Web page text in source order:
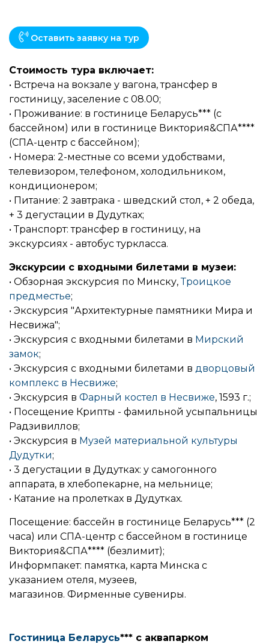
Оставить заявку на тур
Стоимость тура включает:
• Встреча на вокзале у вагона, трансфер в
гостиницу, заселение с 08.00;
• Проживание: в гостинице Беларусь*** (с
бассейном) или в гостинице Виктория&СПА****
(СПА-центр с бассейном);
• Номера: 2-местные со всеми удобствами,
телевизором, телефоном, холодильником,
кондиционером;
• Питание: 2 завтрака - шведский стол, + 2 обеда,
+ 3 дегустации в Дудутках;
• Транспорт: трансфер в гостиницу, на
экскурсиях - автобус туркласса.
Экскурсии с входными билетами в музеи:
• Обзорная экскурсия по Минску,Троицкое
предместье;
• Экскурсия "Архитектурные памятники Мира и
Несвижа";
• Экскурсия с входными билетами в Мирский
замок;
• Экскурсия с входными билетами в дворцовый
комплекс в Несвиже;
• Экскурсия в Фарный костел в Несвиже, 1593 г.;
• Посещение Крипты - фамильной усыпальницы
Радзивиллов;
• Экскурсия в Музей материальной культуры
Дудутки;
• 3 дегустации в Дудутках: у самогонного
аппарата, в хлебопекарне, на мельнице;
• Катание на пролетках в Дудутках.
Посещение: бассейн в гостинице Беларусь*** (2
часа) или СПА-центр с бассейном в гостинице
Виктория&СПА**** (безлимит);
Информпакет: памятка, карта Минска с
указанием отеля, музеев,
магазинов. Фирменные сувениры.
Гостиница Беларусь*** с аквапарком